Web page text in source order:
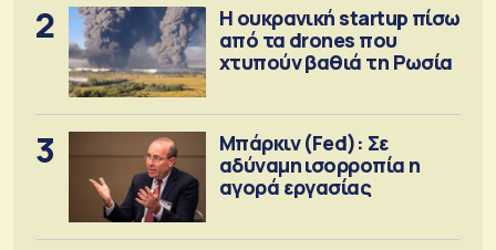
2
Η ουκρανική startup πίσω
από τα drones που
χτυπούν βαθιά τη Ρωσία
3
Μπάρκιν (Fed): Σε
αδύναμη ισορροπία η
αγορά εργασίας